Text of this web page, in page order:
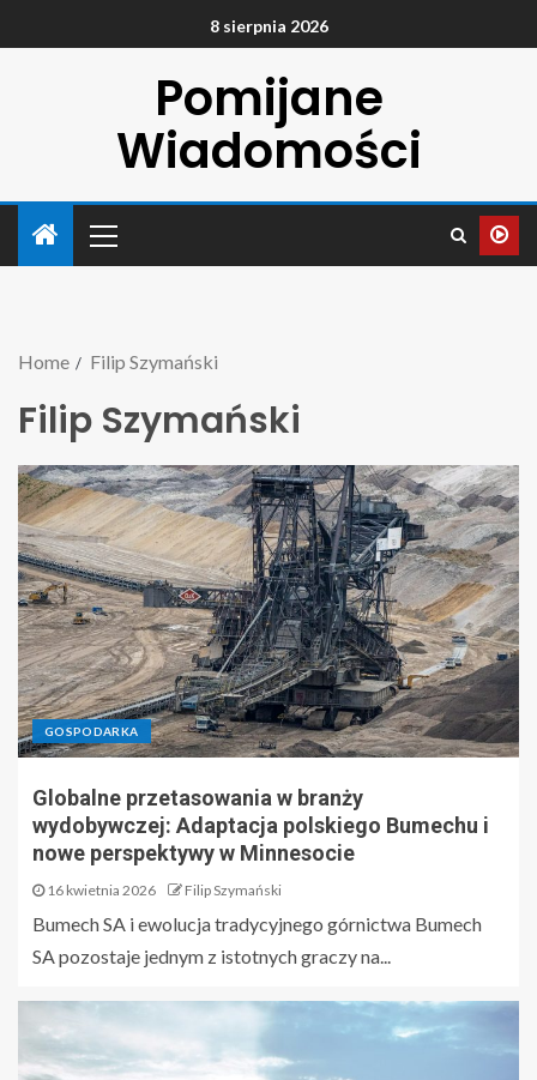
8 sierpnia 2026
Pomijane
Wiadomości
Home Filip Szymański
Filip Szymański
GOSPODARKA
Globalne przetasowania w branży
wydobywczej: Adaptacja polskiego Bumechu i
nowe perspektywy w Minnesocie
16 kwietnia 2026 Filip Szymański
Bumech SA i ewolucja tradycyjnego górnictwa Bumech
SA pozostaje jednym z istotnych graczy na...